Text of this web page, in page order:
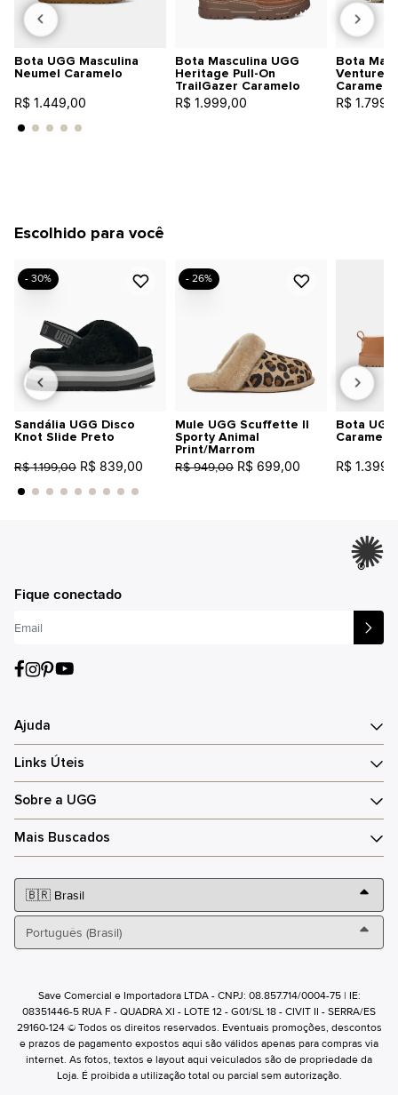
Bota UGG Masculina
Neumel Caramelo
R$ 1.449,00
Bota Masculina UGG
Heritage Pull-On
TrailGazer Caramelo
R$ 1.999,00
Bota
Venture
Caramelo
R$
Escolhido para você
Sandália UGG Disco
Knot Slide Preto
R$ 1.199,00 R$ 839,00
- 30%
Mule UGG Scuffette II
Sporty Animal
Print/Marrom
R$ 949,00 R$ 699,00
- 26%
Bota
Caramelo
R$
®
Fique conectado
Ajuda
Links Úteis
Sobre a UGG
Mais Buscados
Save Comercial e Importadora LTDA - CNPJ: 08.857.714/0004-75 | IE:
08351446-5 RUA F - QUADRA XI - LOTE 12 - G01/SL 18 - CIVIT II - SERRA/ES
29160-124 © Todos os direitos reservados. Eventuais promoções, descontos
e prazos de pagamento expostos aqui são válidos apenas para compras via
internet. As fotos, textos e layout aqui veiculados são de propriedade da
Loja. É proibida a utilização total ou parcial sem autorização.